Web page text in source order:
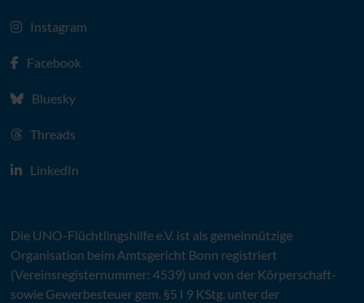
Instagram
Facebook
Bluesky
Threads
LinkedIn
Die UNO-Flüchtlingshilfe e.V.ist als gemeinnützige
Organisation beim Amtsgericht Bonn registriert
(Vereinsregisternummer: 4539) und von der Körperschaft-
sowie Gewerbesteuer gem. §5 I 9 KStg. unter der